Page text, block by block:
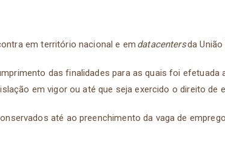
em território nacional e em datacentersda União
das finalidades para as quais foi
em vigor ou até que seja exercido o direito de
até ao preenchimento da vaga de